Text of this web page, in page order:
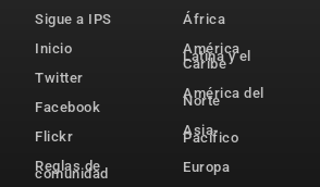
Sigue a IPS
Inicio
Twitter
Facebook
Flickr
Reglas de
comunidad
África
América
Latina y el
Caribe
América del
Norte
Asia-
Pacífico
Europa